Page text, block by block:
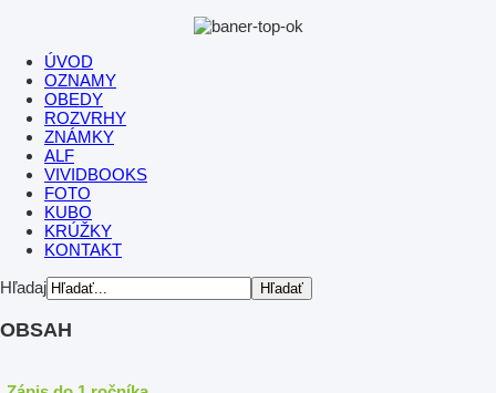
ÚVOD
OZNAMY
OBEDY
ROZVRHY
ZNÁMKY
ALF
VIVIDBOOKS
FOTO
KUBO
KRÚŽKY
KONTAKT
Hľadaj
OBSAH